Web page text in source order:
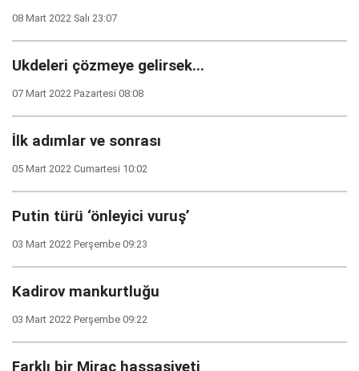
08 Mart 2022 Salı 23:07
Ukdeleri çözmeye gelirsek...
07 Mart 2022 Pazartesi 08:08
İlk adımlar ve sonrası
05 Mart 2022 Cumartesi 10:02
Putin türü ‘önleyici vuruş’
03 Mart 2022 Perşembe 09:23
Kadirov mankurtluğu
03 Mart 2022 Perşembe 09:22
Farklı bir Mirac hassasiyeti